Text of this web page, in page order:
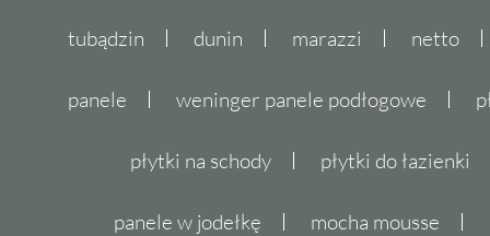
tubądzin dunin marazzi netto
panele weninger panele podłogowe
płytki na schody płytki do łazienki
panele w jodełkę mocha mousse